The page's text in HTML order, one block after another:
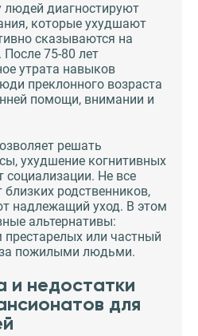
людей диагностируют
которые ухудшают
сказываются на
75-80 лет
утрата навыков
преклонного возраста
помощи, внимании и
решать
ухудшение когнитивных
социализации. Не все
родственников,
надлежащий уход. В этом
альтернативы:
или частный
за пожилыми людьми.
и недостатки
для